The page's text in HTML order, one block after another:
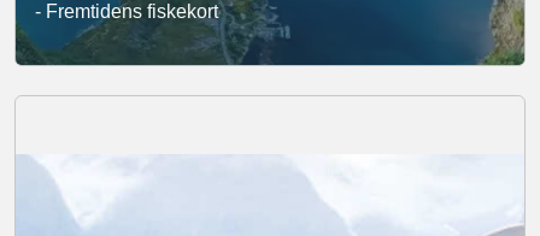
- Fremtidens fiskekort